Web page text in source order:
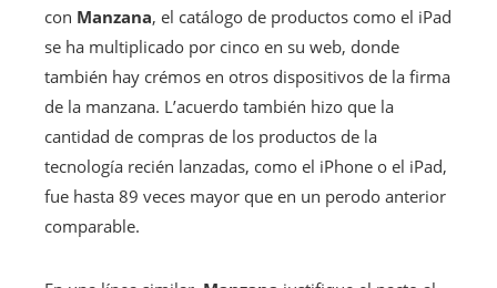
con Manzana, el catálogo de productos como el iPad
se ha multiplicado por cinco en su web, donde
también hay crémos en otros dispositivos de la firma
de la manzana. L’acuerdo también hizo que la
cantidad de compras de los productos de la
tecnología recién lanzadas, como el iPhone o el iPad,
fue hasta 89 veces mayor que en un perodo anterior
comparable.